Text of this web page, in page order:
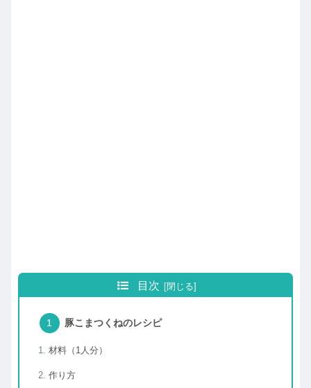
目次
豚こまつくねのレシピ
材料（1人分）
作り方